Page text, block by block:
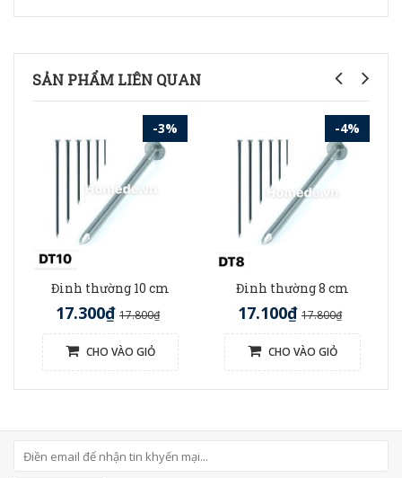
SẢN PHẨM LIÊN QUAN
-3%
Đinh thường 10 cm
17.300₫ 17.800₫
CHO VÀO GIỎ
-4%
Đinh thường 8 cm
17.100₫ 17.800₫
CHO VÀO GIỎ